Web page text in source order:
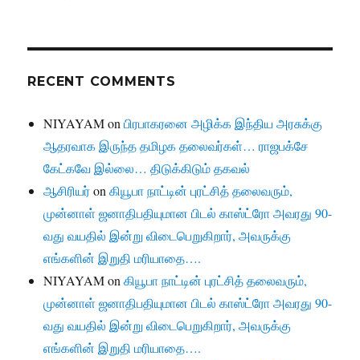
RECENT COMMENTS
NIYAYAMonபிரபாகரனை அழிக்க இந்திய அரசுக்கு
ஆதரவாக இருந்த தமிழக தலைவர்கள்… ராஜபக்சே
கேட்கவே இல்லை… திடுக்கிடும் தகவல்
ஆசிரியர்onகியூபா நாட்டின் புரட்சித் தலைவரும்,
முன்னாள் ஜனாதிபதியுமான பிடல் காஸ்ட்ரோ அவரது 90-
வது வயதில் இன்று விடைபெறுகிறார், அவருக்கு
எங்களின் இறுதி மரியாதை….
NIYAYAMonகியூபா நாட்டின் புரட்சித் தலைவரும்,
முன்னாள் ஜனாதிபதியுமான பிடல் காஸ்ட்ரோ அவரது 90-
வது வயதில் இன்று விடைபெறுகிறார், அவருக்கு
எங்களின் இறுதி மரியாதை….